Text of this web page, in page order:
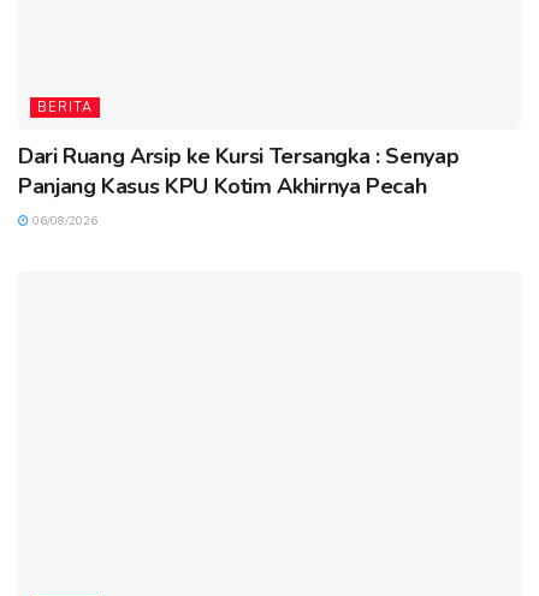
BERITA
Dari Ruang Arsip ke Kursi Tersangka : Senyap
Panjang Kasus KPU Kotim Akhirnya Pecah
06/08/2026